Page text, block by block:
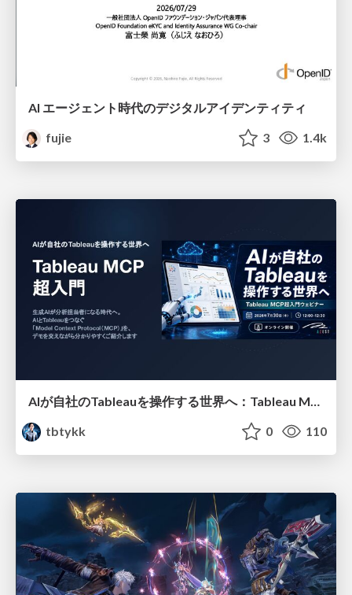
AI エージェント時代のデジタルアイデンティティ
fujie
3 1.4k
tbtykk
0 110